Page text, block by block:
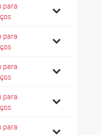
para
para
para
para
para